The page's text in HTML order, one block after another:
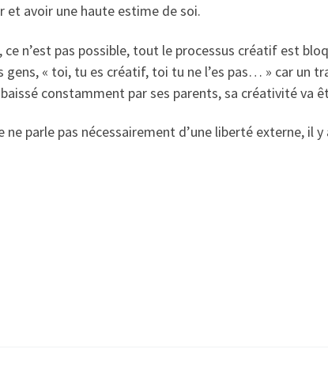
avoir une haute estime de soi.
n’est pas possible, tout le processus créatif est
gens, « toi, tu es créatif, toi tu ne l’es pas… » car un
constamment par ses parents, sa créativité va
parle pas nécessairement d’une liberté externe, il